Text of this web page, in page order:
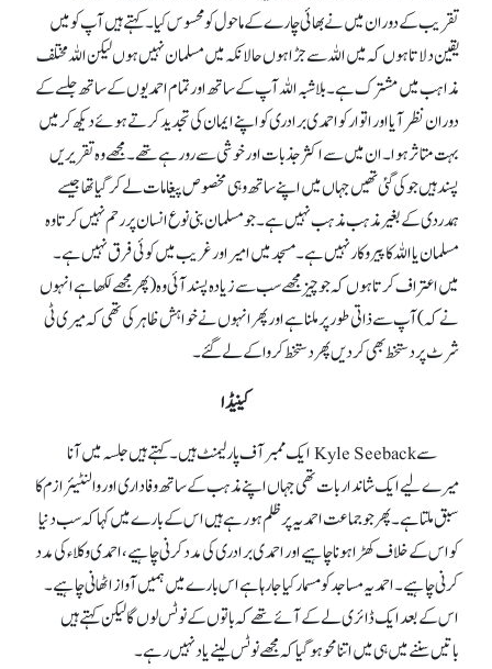
تقریب کے دوران میں نے بھائی چارے کے ماحول کو محسوس کیا۔ کہتے ہیں آپ کو میں
یقین دلاتا ہوں کہ میں اللہ سے جڑا ہوں حالانکہ میں مسلمان نہیں ہوں لیکن اللہ مختلف
مذاہب میں مشترک ہے۔ بلا شبہ اللہ آپ کے ساتھ اور تمام احمدیوں کے ساتھ جلسےکے
دوران نظر آیا اور اتوار کو احمدی برادری کو اپنے ایمان کی تجدید کرتے ہوئے دیکھ کر میں
بہت متاثر ہوا۔ ان میں سے اکثر جذبات اور خوشی سے رو رہے تھے۔ مجھے وہ تقریریں
پسند ہیں جو کی گئی تھیں جہاں میں اپنے ساتھ وہی مخصوص پیغامات لے کر گیا تھا جیسے
ہمدردی کے بغیر مذہب مذہب نہیں ہے۔جو مسلمان بنی نوع انسان پر رحم نہیں کرتا وہ
مسلمان یا اللہ کا پیروکار نہیں ہے۔ مسجد میں امیر اور غریب میں کوئی فرق نہیں ہے۔
میں اعتراف کرتا ہوں کہ جو چیز مجھے سب سے زیادہ پسند آئی وہ (پھر مجھے لکھا ہے انہوں
نے کہ) آپ سے ذاتی طور پر ملنا ہے اور پھر انہوں نے خواہش ظاہر کی تھی کہ میری ٹی
شرٹ پر دستخط بھی کر دیں پھر دستخط کروا کے لے گئے۔
کینیڈا
سے Kyle Seeback ایک ممبر آف پارلیمنٹ ہیں۔ کہتے ہیں جلسہ میں آنا
میرے لیے ایک شاندار بات تھی جہاں اپنے مذہب کے ساتھ وفاداری اور والنٹیئرازم کا
سبق ملتا ہے۔ پھر جو جماعت احمدیہ پر ظلم ہو رہے ہیں اس کے بارے میں کہا کہ سب دنیا
کو اس کے خلاف کھڑا ہونا چاہیے اور احمدی برادری کی مدد کرنی چاہیے، احمدی وکلا ءکی مدد
کرنی چاہیے۔ احمدیہ مساجد کو مسمار کیا جا رہا ہے اس بارے میں ہمیں آواز اٹھانی چاہیے۔
اس کے بعد ایک ڈائری لے کےآئے تھے کہ باتوں کے نوٹس لوں گا لیکن کہتے ہیں
باتیں سننے میں ہی میں اتنا محو ہو گیا کہ مجھے نوٹس لینے یاد نہیں رہے۔